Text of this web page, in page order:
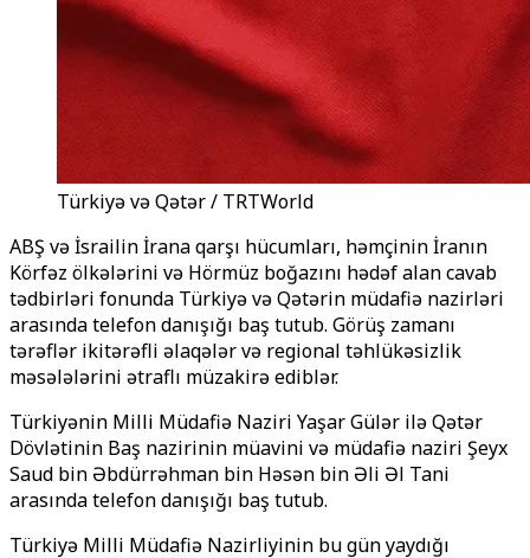
Türkiyə və Qətər / TRTWorld
ABŞ və İsrailin İrana qarşı hücumları, həmçinin İranın
Körfəz ölkələrini və Hörmüz boğazını hədəf alan cavab
tədbirləri fonunda Türkiyə və Qətərin müdafiə nazirləri
arasında telefon danışığı baş tutub. Görüş zamanı
tərəflər ikitərəfli əlaqələr və regional təhlükəsizlik
məsələlərini ətraflı müzakirə ediblər.
Türkiyənin Milli Müdafiə Naziri Yaşar Gülər ilə Qətər
Dövlətinin Baş nazirinin müavini və müdafiə naziri Şeyx
Saud bin Əbdürrəhman bin Həsən bin Əli Əl Tani
arasında telefon danışığı baş tutub.
Türkiyə Milli Müdafiə Nazirliyinin bu gün yaydığı